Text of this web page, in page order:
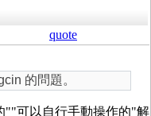
quote
的問題。
""可以自行手動操作的"解